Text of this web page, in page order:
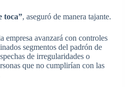
toca”, aseguró de manera tajante.
empresa avanzará con controles
segmentos del padrón de
de irregularidades o
que no cumplirían con las